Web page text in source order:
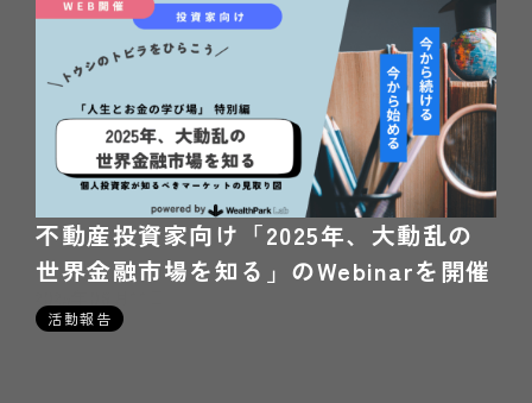
不動産投資家向け「2025年、大動乱の
世界金融市場を知る」のWebinarを開催
活動報告